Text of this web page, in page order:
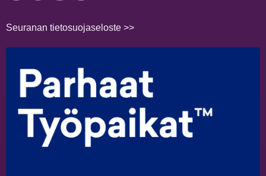
Seuranan tietosuojaseloste >>